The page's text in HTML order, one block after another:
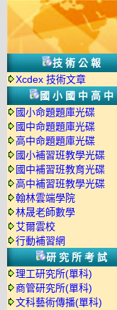
技術公報
Xcdex 技術文章
國小國中高中
國小命題題庫光碟
國中命題題庫光碟
高中命題題庫光碟
國小補習班教學光碟
國中補習班教育光碟
高中補習班教學光碟
翰林雲端學院
林晟老師數學
艾爾雲校
行動補習網
研究所考試
理工研究所(單科)
商管研究所(單科)
文科藝術傳播(單科)